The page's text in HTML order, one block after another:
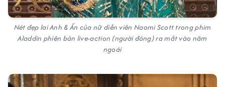
Nét đẹp lai Anh & Ấn của nữ diễn viên Naomi Scott trong phim
Aladdin phiên bản live-action (người đóng) ra mắt vào năm
ngoái